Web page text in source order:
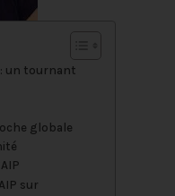
: un tournant
globale
sur